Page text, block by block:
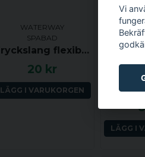
WATERWAY
SPABAD
Tryckslang flexibel
20 kr
LÄGG I VARUKORGEN
LÄGG I
Vi